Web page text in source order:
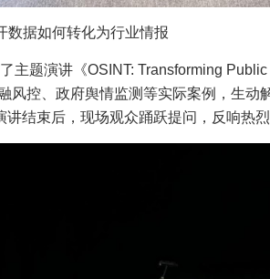
数据如何转化为行业情报
主题演讲《OSINT: Transforming
风控、政府舆情监测等实际案例，生
讲结束后，现场观众踊跃提问，反响热